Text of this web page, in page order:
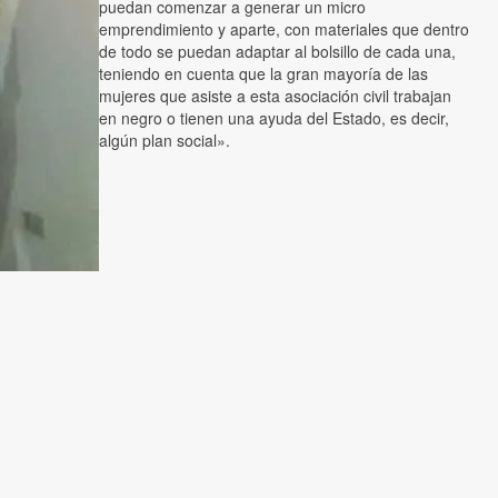
puedan comenzar a generar un micro
emprendimiento y aparte, con materiales que dentro
de todo se puedan adaptar al bolsillo de cada una,
teniendo en cuenta que la gran mayoría de las
mujeres que asiste a esta asociación civil trabajan
en negro o tienen una ayuda del Estado, es decir,
algún plan social».